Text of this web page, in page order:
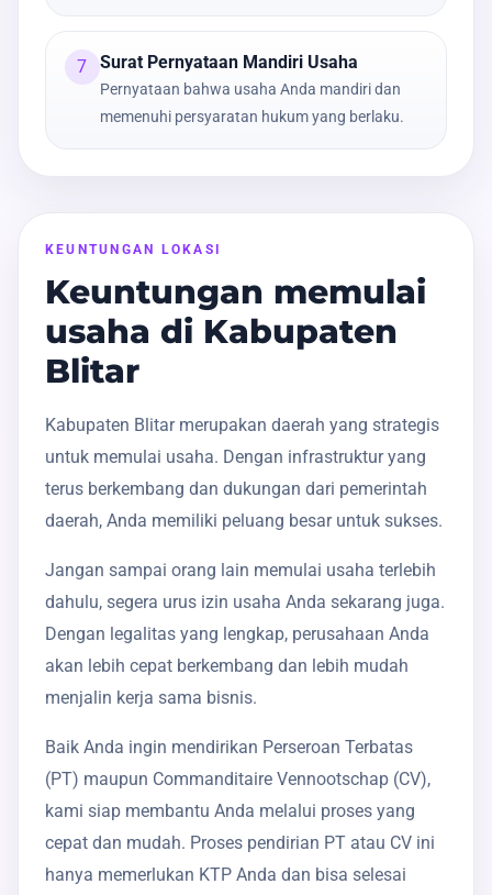
7 Surat Pernyataan Mandiri Usaha
Pernyataan bahwa usaha Anda mandiri dan
memenuhi persyaratan hukum yang berlaku.
KEUNTUNGAN LOKASI
Keuntungan memulai
usaha di Kabupaten
Blitar
Kabupaten Blitar merupakan daerah yang strategis
untuk memulai usaha. Dengan infrastruktur yang
terus berkembang dan dukungan dari pemerintah
daerah, Anda memiliki peluang besar untuk sukses.
Jangan sampai orang lain memulai usaha terlebih
dahulu, segera urus izin usaha Anda sekarang juga.
Dengan legalitas yang lengkap, perusahaan Anda
akan lebih cepat berkembang dan lebih mudah
menjalin kerja sama bisnis.
Baik Anda ingin mendirikan Perseroan Terbatas
(PT) maupun Commanditaire Vennootschap (CV),
kami siap membantu Anda melalui proses yang
cepat dan mudah. Proses pendirian PT atau CV ini
hanya memerlukan KTP Anda dan bisa selesai